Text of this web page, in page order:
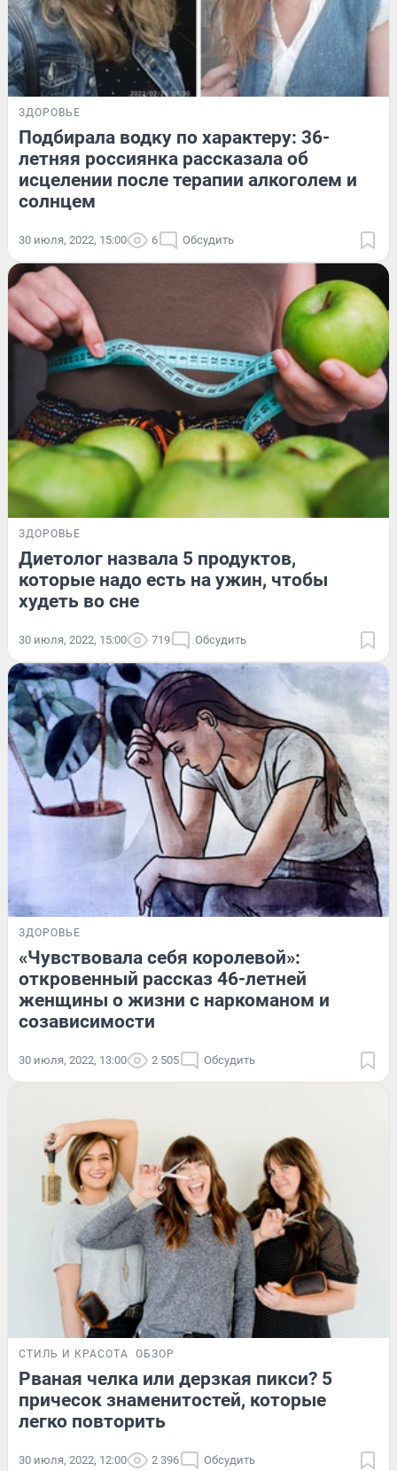
ЗДОРОВЬЕ
Подбирала водку по характеру: 36-
летняя россиянка рассказала об
исцелении после терапии алкоголем и
солнцем
30 июля, 2022, 15:00 6 Обсудить
ЗДОРОВЬЕ
Диетолог назвала 5 продуктов,
которые надо есть на ужин, чтобы
худеть во сне
30 июля, 2022, 15:00 719 Обсудить
ЗДОРОВЬЕ
«Чувствовала себя королевой»:
откровенный рассказ 46-летней
женщины о жизни с наркоманом и
созависимости
30 июля, 2022, 13:00 2 505 Обсудить
СТИЛЬ И КРАСОТА ОБЗОР
Рваная челка или дерзкая пикси? 5
причесок знаменитостей, которые
легко повторить
30 июля, 2022, 12:00 2 396 Обсудить